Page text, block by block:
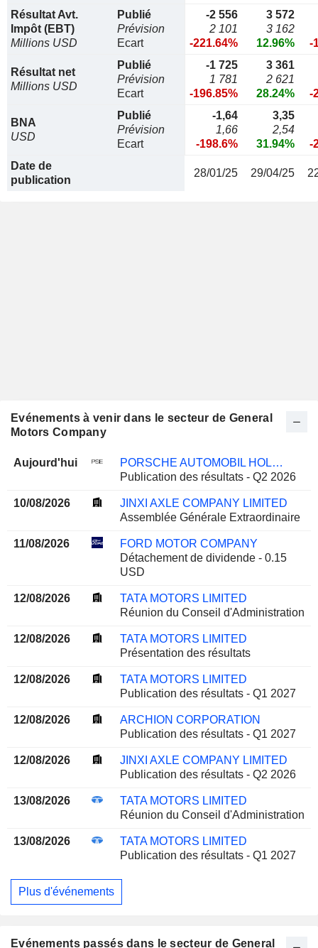
Résultat Avt.
Impôt (EBT)
Millions USD
Publié
Prévision
Ecart
-2 556
2 101
-221.64%
3 572
3 162
12.96%
-
Résultat net
Millions USD
Publié
Prévision
Ecart
-1 725
1 781
-196.85%
3 361
2 621
28.24%
-
BNA
USD
Publié
Prévision
Ecart
-1,64
1,66
-198.6%
3,35
2,54
31.94%
-
Date de
publication
28/01/25 29/04/25
Evénements à venir dans le secteur de General
Motors Company
Aujourd'hui
PORSCHE AUTOMOBIL HOLDING SE
Publication des résultats - Q2 2026
10/08/2026
JINXI AXLE COMPANY LIMITED
Assemblée Générale Extraordinaire
11/08/2026
FORD MOTOR COMPANY
Détachement de dividende - 0.15
USD
12/08/2026
TATA MOTORS LIMITED
Réunion du Conseil d'Administration
12/08/2026
TATA MOTORS LIMITED
Présentation des résultats
12/08/2026
TATA MOTORS LIMITED
Publication des résultats - Q1 2027
12/08/2026
ARCHION CORPORATION
Publication des résultats - Q1 2027
12/08/2026
JINXI AXLE COMPANY LIMITED
Publication des résultats - Q2 2026
13/08/2026
TATA MOTORS LIMITED
Réunion du Conseil d'Administration
13/08/2026
TATA MOTORS LIMITED
Publication des résultats - Q1 2027
Plus d'événements
Evénements passés dans le secteur de General